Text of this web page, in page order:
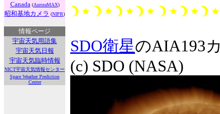
Canada (AuroraMAX)
昭和基地カメラ (NIPR)
情報ページ
宇宙天気用語集
宇宙天気日報
宇宙天気臨時情報
NICT宇宙天気情報センター
Space Weather Prediction
Center
SDO衛星のAIA193
(c) SDO (NASA)